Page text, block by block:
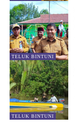
TELUK BINTUNI
TELUK BINTUNI